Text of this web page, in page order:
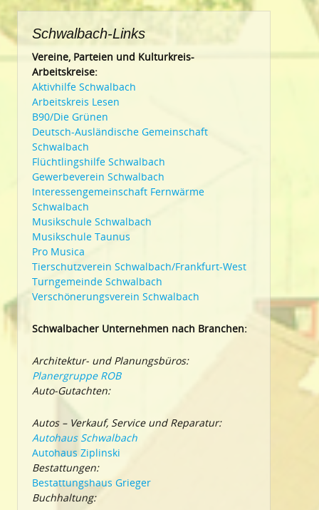
Schwalbach-Links
Vereine, Parteien und Kulturkreis-
Arbeitskreise:
Aktivhilfe Schwalbach
Arbeitskreis Lesen
B90/Die Grünen
Deutsch-Ausländische Gemeinschaft
Schwalbach
Flüchtlingshilfe Schwalbach
Gewerbeverein Schwalbach
Interessengemeinschaft Fernwärme
Schwalbach
Musikschule Schwalbach
Musikschule Taunus
Pro Musica
Tierschutzverein Schwalbach/Frankfurt-West
Turngemeinde Schwalbach
Verschönerungsverein Schwalbach
Schwalbacher Unternehmen nach Branchen:
Architektur- und Planungsbüros:
Planergruppe ROB
Auto-Gutachten:
Autos – Verkauf, Service und Reparatur:
Autohaus Schwalbach
Autohaus Ziplinski
Bestattungen:
Bestattungshaus Grieger
Buchhaltung: